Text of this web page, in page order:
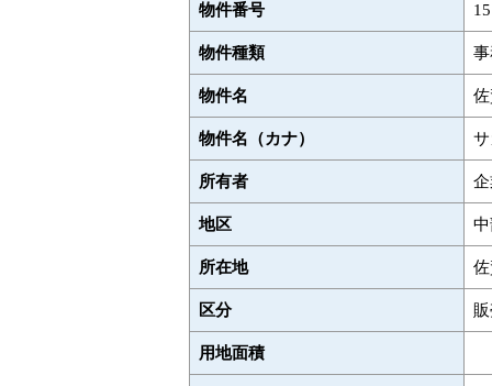
物件番号 15
物件種類
物件名
物件名（カナ）
所有者
地区
所在地
区分
用地面積